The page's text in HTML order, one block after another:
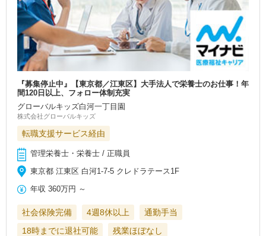
『募集停止中』【東京都／江東区】大手法人で栄養士のお仕事！年
間120日以上、フォロー体制充実
グローバルキッズ白河一丁目園
株式会社グローバルキッズ
転職支援サービス経由
管理栄養士・栄養士 / 正職員
東京都 江東区 白河1-7-5 クレドラテース1F
年収 360万円 ～
社会保険完備 4週8休以上
通勤手当
18時までに退社可能
残業ほぼなし